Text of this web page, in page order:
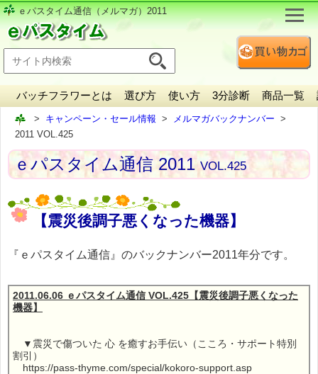
ｅパスタイム通信（メルマガ）2011
バッチフラワーとは 選び方 使い方 3分診断 商品一覧
キャンペーン・セール情報
メルマガバックナンバー
2011 VOL.425
ｅパスタイム通信 2011VOL.425
【震災後調子悪くなった機器】
『ｅパスタイム通信』のバックナンバー2011年分です。
2011.06.06 ｅパスタイム通信 VOL.425【震災後調子悪くなった
機器】
▼震災で傷ついた 心 を癒すお手伝い（こころ・サポート特別
割引）
https://pass-thyme.com/special/kokoro-support.asp